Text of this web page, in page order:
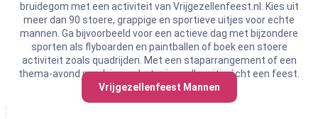
bruidegom met een activiteit van Vrijgezellenfeest.nl. Kies uit
meer dan 90 stoere, grappige en sportieve uitjes voor echte
mannen. Ga bijvoorbeeld voor een actieve dag met bijzondere
sporten als flyboarden en paintballen of boek een stoere
activiteit zoals quadrijden. Met een staparrangement of een
thema-avond maak je van het vrijgezellenuitje écht een feest.
Vrijgezellenfeest Mannen